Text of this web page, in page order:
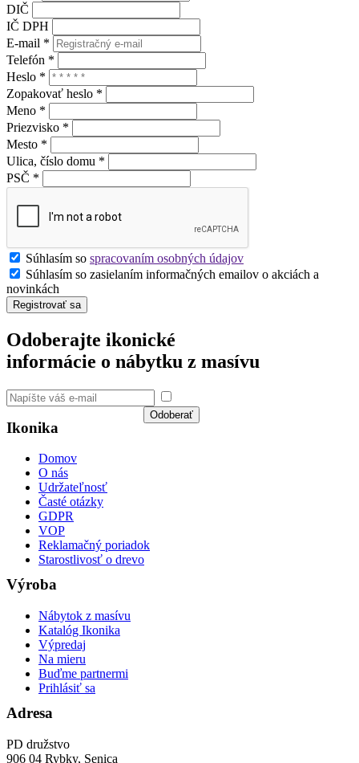
DIČ
IČ DPH
E-mail *
Telefón *
Heslo *
Zopakovať heslo *
Meno *
Priezvisko *
Mesto *
Ulica, číslo domu *
PSČ *
Súhlasím so spracovaním osobných údajov
Súhlasím so zasielaním informačných emailov o akciách a
novinkách
Registrovať sa
Odoberajte ikonické
informácie o nábytku z masívu
Odoberať
Ikonika
Domov
O nás
Udržateľnosť
Časté otázky
GDPR
VOP
Reklamačný poriadok
Starostlivosť o drevo
Výroba
Nábytok z masívu
Katalóg Ikonika
Výpredaj
Na mieru
Buďme partnermi
Prihlásiť sa
Adresa
PD družstvo
906 04 Rybky, Senica